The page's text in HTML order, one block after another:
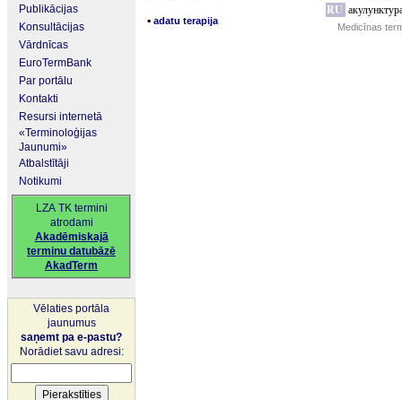
Publikācijas
Konsultācijas
Vārdnīcas
EuroTermBank
Par portālu
Kontakti
Resursi internetā
«Terminoloģijas
Jaunumi»
Atbalstītāji
Notikumi
LZA TK termini
atrodami
Akadēmiskajā
terminu datubāzē
AkadTerm
Vēlaties portāla
jaunumus
saņemt pa e-pastu?
Norādiet savu adresi:
▪ adatu terapija
RU
Medicīnas